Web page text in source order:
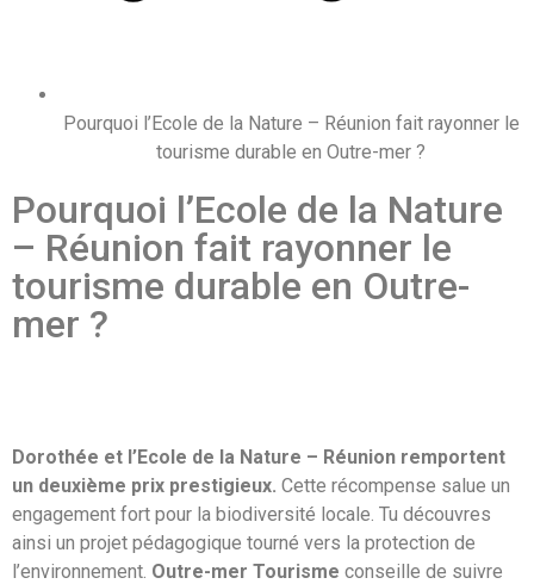
Pourquoi l’Ecole de la Nature – Réunion fait rayonner le
tourisme durable en Outre-mer ?
Pourquoi l’Ecole de la Nature
– Réunion fait rayonner le
tourisme durable en Outre-
mer ?
Dorothée et l’Ecole de la Nature – Réunion remportent
un deuxième prix prestigieux. Cette récompense salue un
engagement fort pour la biodiversité locale. Tu découvres
ainsi un projet pédagogique tourné vers la protection de
l’environnement. Outre-mer Tourisme conseille de suivre